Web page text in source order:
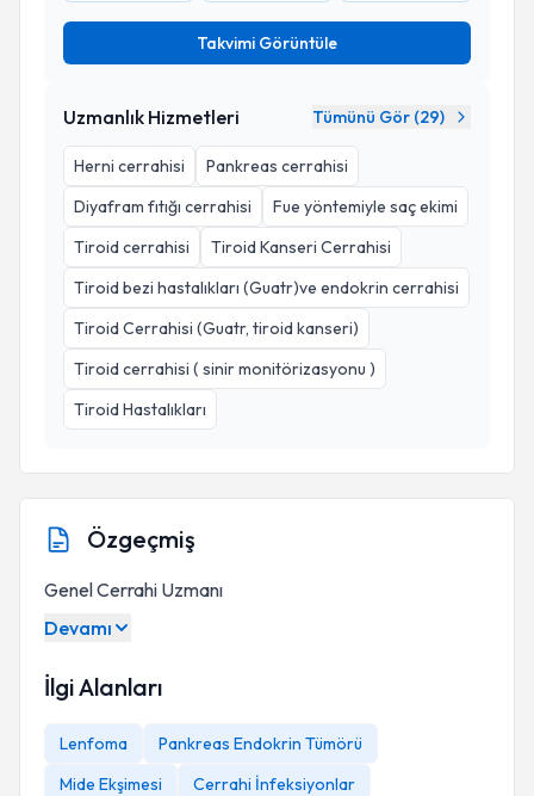
Takvimi Görüntüle
Uzmanlık Hizmetleri Tümünü Gör (29)
Herni cerrahisi
Pankreas cerrahisi
Diyafram fıtığı cerrahisi
Fue yöntemiyle saç ekimi
Tiroid cerrahisi
Tiroid Kanseri Cerrahisi
Tiroid bezi hastalıkları (Guatr)ve endokrin cerrahisi
Tiroid Cerrahisi (Guatr, tiroid kanseri)
Tiroid cerrahisi ( sinir monitörizasyonu )
Tiroid Hastalıkları
Özgeçmiş
Genel Cerrahi Uzmanı
Devamı
İlgi Alanları
Lenfoma
Pankreas Endokrin Tümörü
Mide Ekşimesi
Cerrahi İnfeksiyonlar